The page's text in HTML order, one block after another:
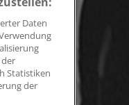
Daten
Statistiken
der